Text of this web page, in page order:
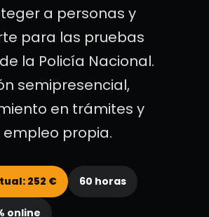
a personas y
para las pruebas
la Policía Nacional.
semipresencial,
en trámites y
propia.
252 € 60 horas
online